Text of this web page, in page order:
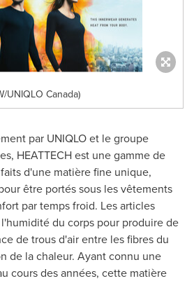
UNIQLO Canada)
par UNIQLO et le groupe
HEATTECH est une gamme de
d'une matière fine unique,
être portés sous les vêtements
par temps froid. Les articles
l'humidité du corps pour produire de
de trous d'air entre les fibres du
de la chaleur. Ayant connu une
cours des années, cette matière